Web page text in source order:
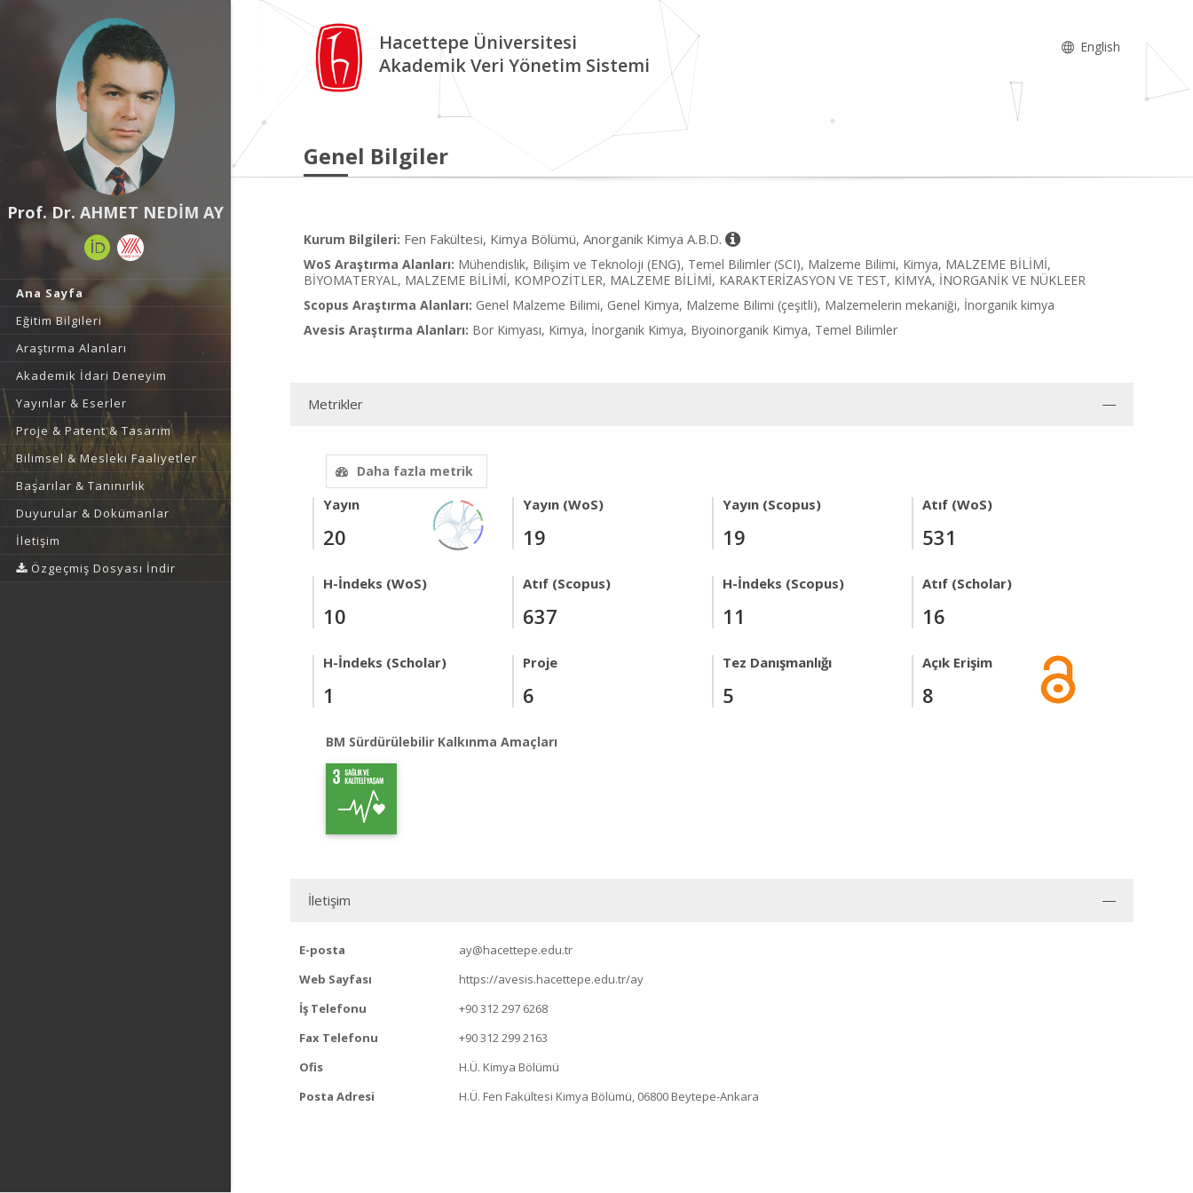
Prof. Dr. AHMET NEDİM AY
Ana Sayfa
Eğitim Bilgileri
Araştırma Alanları
Akademik İdari Deneyim
Yayınlar & Eserler
Proje & Patent & Tasarım
Bilimsel & Mesleki Faaliyetler
Başarılar & Tanınırlık
Duyurular & Dokümanlar
İletişim
Özgeçmiş Dosyası İndir
Hacettepe Üniversitesi
Akademik Veri Yönetim Sistemi
English
Genel Bilgiler
Kurum Bilgileri: Fen Fakültesi, Kimya Bölümü, Anorganik Kimya A.B.D.
WoS Araştırma Alanları: Mühendislik, Bilişim ve Teknoloji (ENG), Temel Bilimler (SCI), Malzeme Bilimi, Kimya, MALZEME BİLİMİ,
BİYOMATERYAL, MALZEME BİLİMİ, KOMPOZİTLER, MALZEME BİLİMİ, KARAKTERİZASYON VE TEST, KİMYA, İNORGANİK VE NÜKLEER
Scopus Araştırma Alanları: Genel Malzeme Bilimi, Genel Kimya, Malzeme Bilimi (çeşitli), Malzemelerin mekaniği, İnorganik kimya
Avesis Araştırma Alanları: Bor Kimyası, Kimya, İnorganik Kimya, Biyoinorganik Kimya, Temel Bilimler
Metrikler
Daha fazla metrik
Yayın
20
Yayın (WoS)
19
Yayın (Scopus)
19
Atıf (WoS)
531
H-İndeks (WoS)
10
Atıf (Scopus)
637
H-İndeks (Scopus)
11
Atıf (Scholar)
16
H-İndeks (Scholar)
1
Proje
6
Tez Danışmanlığı
5
Açık Erişim
8
BM Sürdürülebilir Kalkınma Amaçları
İletişim
E-posta
ay@hacettepe.edu.tr
Web Sayfası
https://avesis.hacettepe.edu.tr/ay
İş Telefonu
+90 312 297 6268
Fax Telefonu
+90 312 299 2163
Ofis
H.Ü. Kimya Bölümü
Posta Adresi
H.Ü. Fen Fakültesi Kimya Bölümü, 06800 Beytepe-Ankara